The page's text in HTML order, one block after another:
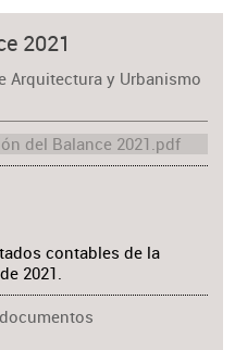
2021
Arquitectura y Urbanismo
contables de la
2021.